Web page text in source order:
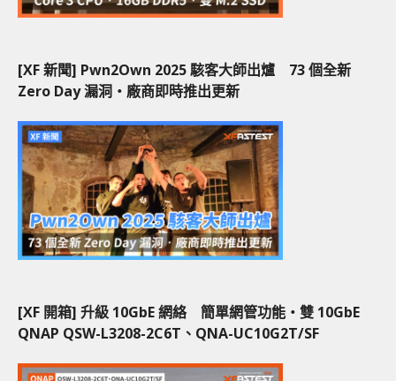
[XF 新聞] Pwn2Own 2025 駭客大師出爐 73 個全新
Zero Day 漏洞‧廠商即時推出更新
[XF 開箱] 升級 10GbE 網絡 簡單網管功能‧雙 10GbE
QNAP QSW-L3208-2C6T、QNA-UC10G2T/SF